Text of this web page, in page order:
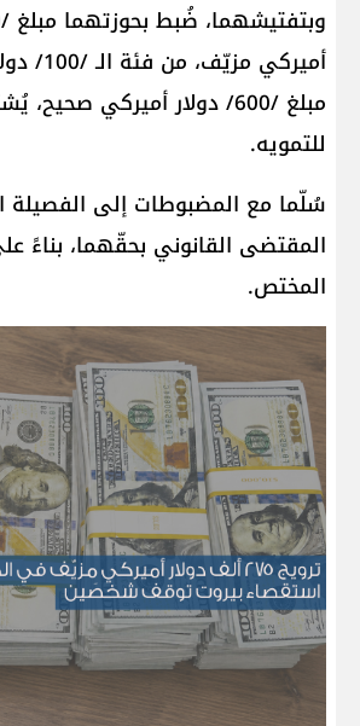
أميركي
مبلغ /600/ دولار أميركي
للتمويه.
سُلّما مع المضبوطات إلى الفصيلة
المقتضى القانوني بحقّهما، بناءً
المختص.